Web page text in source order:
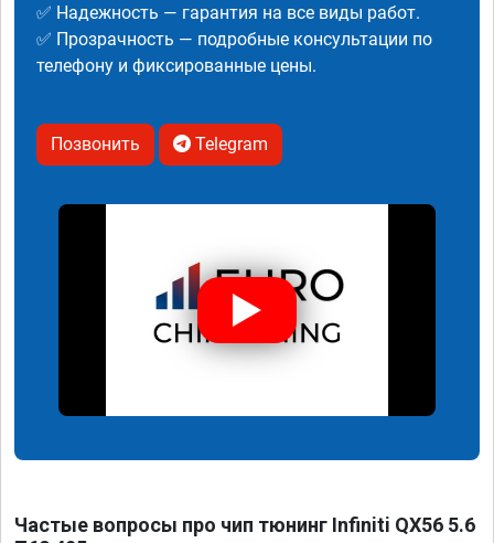
✅ Надежность — гарантия на все виды работ.
✅ Прозрачность — подробные консультации по
телефону и фиксированные цены.
Позвонить Telegram
Частые вопросы про чип тюнинг Infiniti QX56 5.6